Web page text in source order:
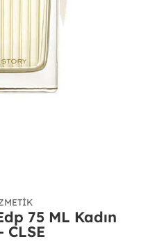
75 ML Kadın
CLSE